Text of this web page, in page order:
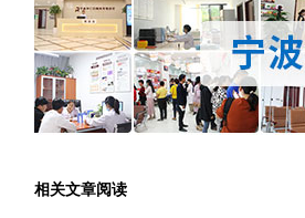
相关文章阅读